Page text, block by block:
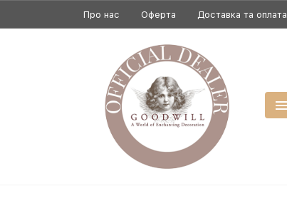
Про нас Оферта Доставка та оплата